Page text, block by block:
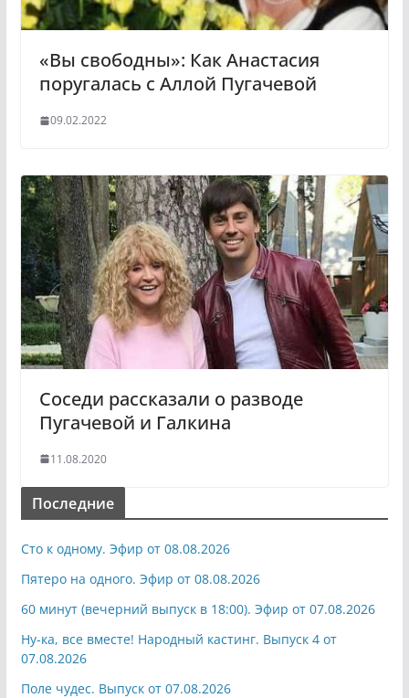
«Вы свободны»: Как Анастасия
поругалась с Аллой Пугачевой
09.02.2022
Соседи рассказали о разводе
Пугачевой и Галкина
11.08.2020
Последние
Сто к одному. Эфир от 08.08.2026
Пятеро на одного. Эфир от 08.08.2026
60 минут (вечерний выпуск в 18:00). Эфир от 07.08.2026
Ну-ка, все вместе! Народный кастинг. Выпуск 4 от
07.08.2026
Поле чудес. Выпуск от 07.08.2026